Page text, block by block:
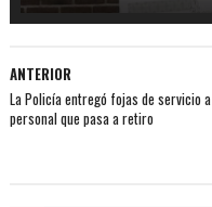
ANTERIOR
La Policía entregó fojas de servicio a
personal que pasa a retiro